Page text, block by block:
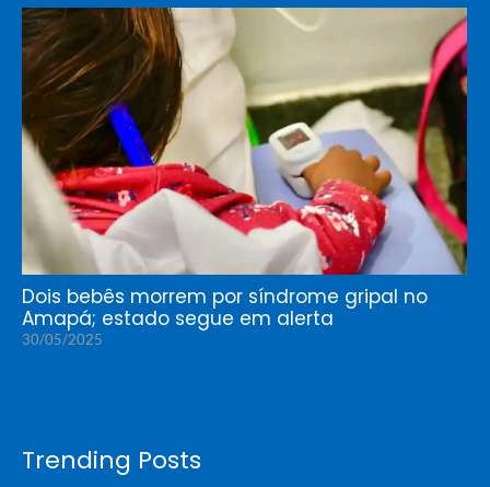
Dois bebês morrem por síndrome gripal no
Amapá; estado segue em alerta
30/05/2025
Trending Posts